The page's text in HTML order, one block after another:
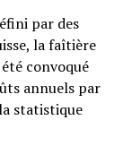
par des
la faîtière
convoqué
annuels par
statistique